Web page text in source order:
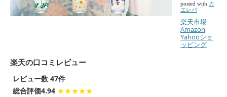
posted with カ
エレバ
楽天市場
Amazon
Yahooショ
ッピング
楽天の口コミレビュー
レビュー数 47件
総合評価4.94 ★★★★★